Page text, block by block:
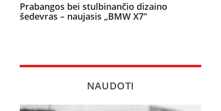
Prabangos bei stulbinančio dizaino
šedevras – naujasis „BMW X7“
NAUDOTI